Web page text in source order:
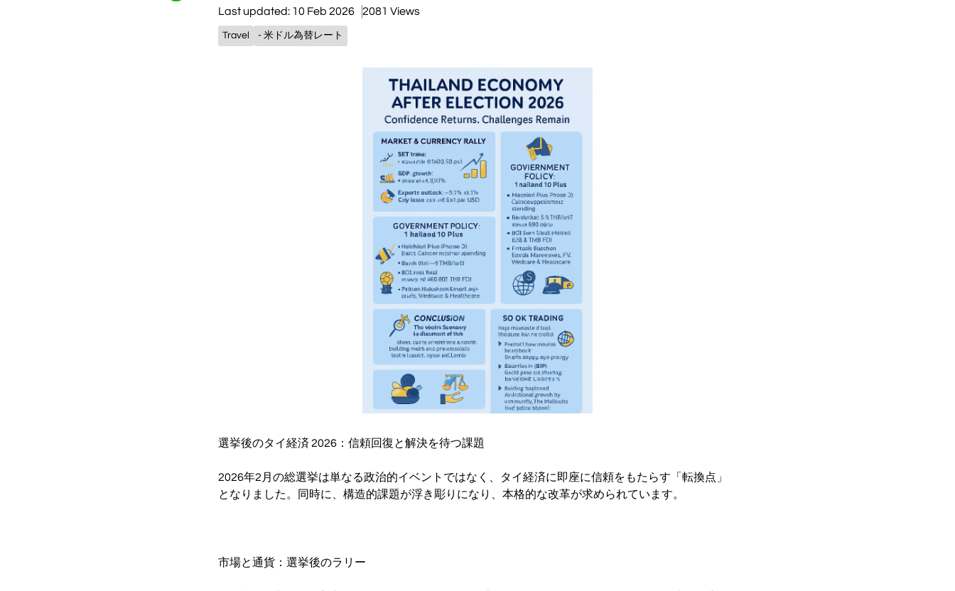
Last updated: 10 Feb 2026 2081 Views
Travel - 米ドル為替レート
選挙後のタイ経済 2026：信頼回復と解決を待つ課題
2026年2月の総選挙は単なる政治的イベントではなく、タイ経済に即座に信頼をもたらす「転換点」
となりました。同時に、構造的課題が浮き彫りになり、本格的な改革が求められています。
市場と通貨：選挙後のラリー